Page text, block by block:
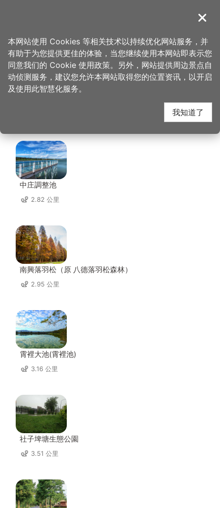
導覽
首页 > 想去的地方 > 住宿 > 碧云天汽车旅馆（大溪馆）
碧云天汽车旅馆（大溪
馆） 周边景点
中庄調整池
2.82 公里
南興落羽松（原 八德落羽松森林）
2.95 公里
霄裡大池(霄裡池)
3.16 公里
社子埤塘生態公園
3.51 公里
关闭
本网站使用 Cookies 等相关技术以持续优化网站服务，并
有助于为您提供更佳的体验，当您继续使用本网站即表示您
同意我们的 Cookie 使用政策。另外，网站提供周边景点自
动侦测服务，建议您允许本网站取得您的位置资讯，以开启
及使用此智慧化服务。
我知道了